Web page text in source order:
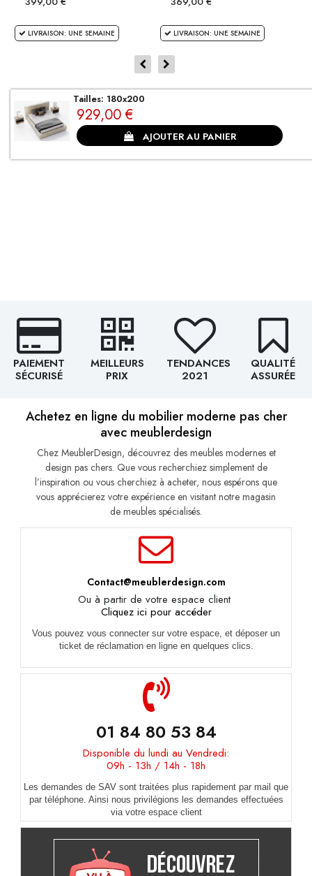
LIVRAISON: UNE SEMAINE LIVRAISON: UNE SEMAINE
Tailles: 180x200
929,00 €
AJOUTER AU PANIER
CLIENTS SATISFAITS
PAIEMENT
SÉCURISÉ
MEILLEURS
PRIX
TENDANCES
2021
QUALITÉ
ASSURÉE
Achetez en ligne du mobilier moderne pas cher
avec meublerdesign
Chez MeublerDesign, découvrez des meubles modernes et
design pas chers. Que vous recherchiez simplement de
l’inspiration ou vous cherchiez à acheter, nous espérons que
vous apprécierez votre expérience en visitant notre magasin
de meubles spécialisés.
Contact@meublerdesign.com
Ou à partir de votre espace client
Cliquez ici pour accéder
Vous pouvez vous connecter sur votre espace, et déposer un
ticket de réclamation en ligne en quelques clics.
01 84 80 53 84
Disponible du lundi au Vendredi:
09h - 13h / 14h - 18h
Les demandes de SAV sont traitées plus rapidement par mail que
par téléphone. Ainsi nous privilégions les demandes effectuées
via votre espace client